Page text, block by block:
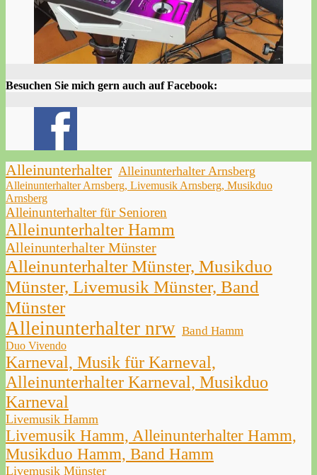
Besuchen Sie mich gern auch auf Facebook:
Alleinunterhalter Alleinunterhalter Arnsberg
Alleinunterhalter Arnsberg, Livemusik Arnsberg, Musikduo
Arnsberg
Alleinunterhalter für Senioren
Alleinunterhalter Hamm
Alleinunterhalter Münster
Alleinunterhalter Münster, Musikduo
Münster, Livemusik Münster, Band
Münster
Alleinunterhalter nrw Band Hamm
Duo Vivendo
Karneval, Musik für Karneval,
Alleinunterhalter Karneval, Musikduo
Karneval
Livemusik Hamm
Livemusik Hamm, Alleinunterhalter Hamm,
Musikduo Hamm, Band Hamm
Livemusik Münster